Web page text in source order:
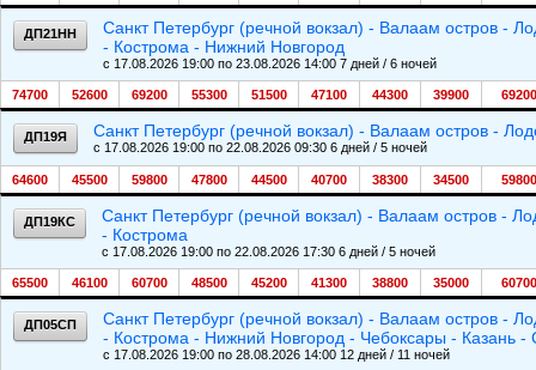
ДП21НН
Санкт Петербург (речной вокзал) - Валаам остров -
- Кострома - Нижний Новгород
c 17.08.2026 19:00 по 23.08.2026 14:00 7 дней / 6 ночей
74700 52600 69200 55300 51500 47100 44300 39900 69200
ДП19Я Санкт Петербург (речной вокзал) - Валаам остров -
c 17.08.2026 19:00 по 22.08.2026 09:30 6 дней / 5 ночей
64600 45500 59800 47800 44500 40700 38300 34500 59800
ДП19КС
Санкт Петербург (речной вокзал) - Валаам остров -
- Кострома
c 17.08.2026 19:00 по 22.08.2026 17:30 6 дней / 5 ночей
65500 46100 60700 48500 45200 41300 38800 35000 60700
ДП05СП
Санкт Петербург (речной вокзал) - Валаам остров -
- Кострома - Нижний Новгород - Чебоксары - Казань -
c 17.08.2026 19:00 по 28.08.2026 14:00 12 дней / 11 ночей